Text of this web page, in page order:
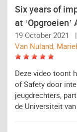
Six years of
at
19 October 2021 |
Van Nuland,
Deze video toont
of Safety door
jeugdrechters,
de Universiteit